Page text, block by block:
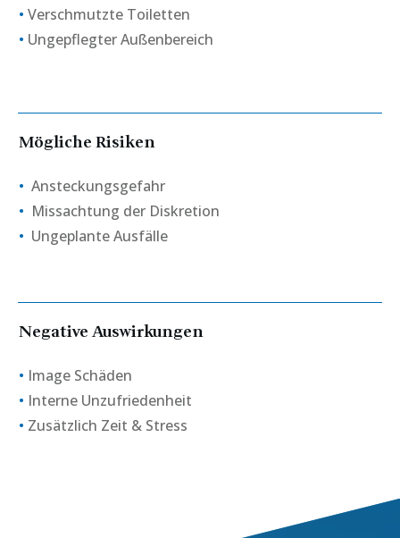
• Verschmutzte Toiletten
• Ungepflegter Außenbereich
Mögliche Risiken
• Ansteckungsgefahr
• Missachtung der Diskretion
• Ungeplante Ausfälle
Negative Auswirkungen
• Image Schäden
• Interne Unzufriedenheit
• Zusätzlich Zeit & Stress